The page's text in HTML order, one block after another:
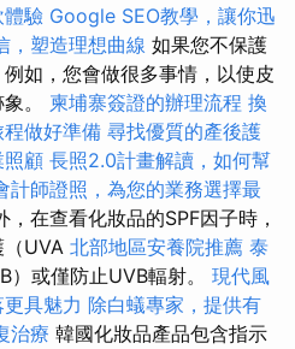
體驗 Google SEO教學，讓你迅
，塑造理想曲線 如果您不保護
如，您會做很多事情，以使皮
。 柬埔寨簽證的辦理流程 換
做好準備 尋找優質的產後護
照顧 長照2.0計畫解讀，如何幫
計師證照，為您的業務選擇最
，在查看化妝品的SPF因子時，
UVA 北部地區安養院推薦 泰
）或僅防止UVB輻射。 現代風
具魅力 除白蟻專家，提供有
治療 韓國化妝品產品包含指示